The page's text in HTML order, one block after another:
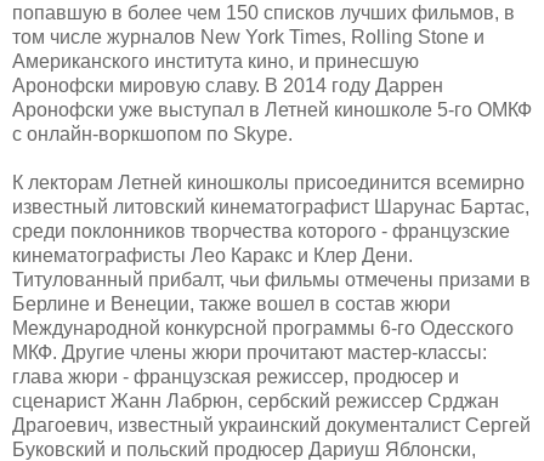
попавшую в более чем 150 списков лучших фильмов, в
том числе журналов New York Times, Rolling Stone и
Американского института кино, и принесшую
Аронофски мировую славу. В 2014 году Даррен
Аронофски уже выступал в Летней киношколе 5-го ОМКФ
с онлайн-воркшопом по Skype.
К лекторам Летней киношколы присоединится всемирно
известный литовский кинематографист Шарунас Бартас,
среди поклонников творчества которого - французские
кинематографисты Лео Каракс и Клер Дени.
Титулованный прибалт, чьи фильмы отмечены призами в
Берлине и Венеции, также вошел в состав жюри
Международной конкурсной программы 6-го Одесского
МКФ. Другие члены жюри прочитают мастер-классы:
глава жюри - французская режиссер, продюсер и
сценарист Жанн Лабрюн, сербский режиссер Срджан
Драгоевич, известный украинский документалист Сергей
Буковский и польский продюсер Дариуш Яблонски,